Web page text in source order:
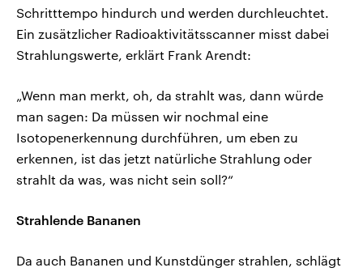
Schritttempo hindurch und werden durchleuchtet.
Ein zusätzlicher Radioaktivitätsscanner misst dabei
Strahlungswerte, erklärt Frank Arendt:
„Wenn man merkt, oh, da strahlt was, dann würde
man sagen: Da müssen wir nochmal eine
Isotopenerkennung durchführen, um eben zu
erkennen, ist das jetzt natürliche Strahlung oder
strahlt da was, was nicht sein soll?“
Strahlende Bananen
Da auch Bananen und Kunstdünger strahlen, schlägt